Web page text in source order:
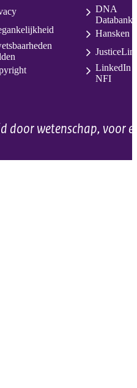
DNA
Databank
Hansken
LinkedIn
NFI
door wetenschap, voor